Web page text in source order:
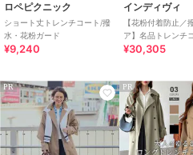
ロペピクニック
ショート丈トレンチコート/撥
水・花粉ガード
¥9,240
インディヴィ
【花粉付着防止／
ア】名品トレンチ
¥30,305
PR PR